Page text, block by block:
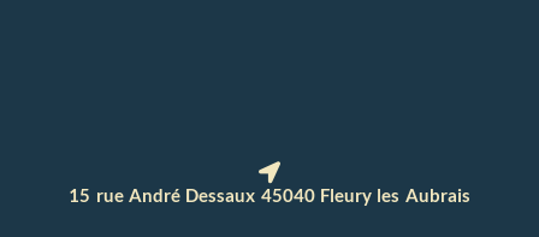
15 rue André Dessaux 45040 Fleury les Aubrais